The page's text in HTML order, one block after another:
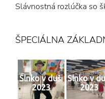
Slávnostná rozlúčka so
ŠPECIÁLNA
Slnko v duši
2023
Slnko v
2023